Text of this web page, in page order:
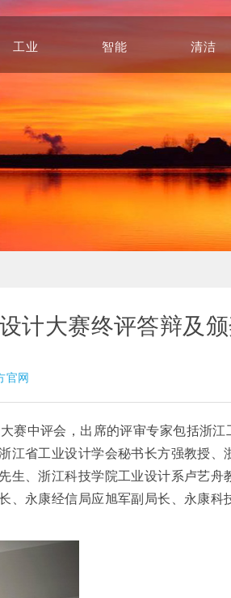
工业
Intelligence
智能
清洁
计大赛终评答辩及
官网
赛中评会，出席的评审专家包括浙江
江省工业设计学会秘书长方强教授、
生、浙江科技学院工业设计系卢艺舟
、永康经信局应旭军副局长、永康科